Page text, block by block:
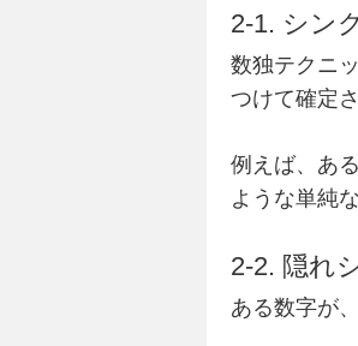
2-1. シン
数独テクニ
つけて確定
例えば、あ
ような単純
2-2. 隠れ
ある数字が